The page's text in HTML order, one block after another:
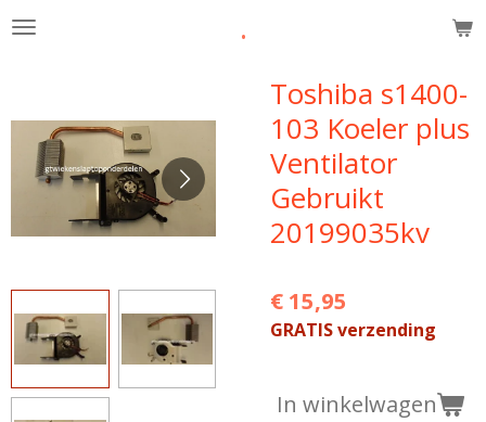
Ga
hoofdinhoud
.
Toshiba s1400-
103 Koeler plus
Ventilator
Gebruikt
20199035kv
€ 15,95
GRATIS verzending
In winkelwagen